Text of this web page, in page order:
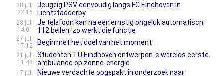
28 juli
22:16
Jeugdig PSV eenvoudig langs FC Eindhoven in
Lichtstadderby
28 juli
14:01
Je telefoon kan na een ernstig ongeluk automatisch
112 bellen: zo werkt die functie
27 juli
17:12
Begin met het doel van het moment
21 juli
11:48
Studenten TU Eindhoven ontwerpen 's werelds eerste
ambulance op zonne-energie
17 juli
Nieuwe verdachte opgepakt in onderzoek naar